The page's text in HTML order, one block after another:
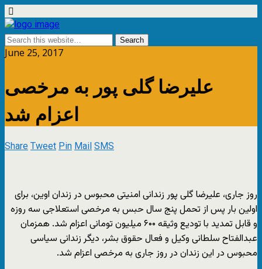
June 25, 2017
علیرضا گلی پور به مرخصی
اعزام شد
ShareTweetPinMailSMS
روز جاری، علیرضا گلی پور زندانی امنیتی محبوس در زندان اوین، برای
اولین بار پس از تحمل پنج سال حبس به مرخصی استعلاجی سه روزه
و قابل تمدید با تودیع وثیقه ۶۰۰ میلیون تومانی اعزام شد. همزمان
عبدالفتاح سلطانی وکیل و فعال حقوق بشر، دیگر زندانی سیاسی
محبوس در این زندان در روز جاری به مرخصی اعزام شد.